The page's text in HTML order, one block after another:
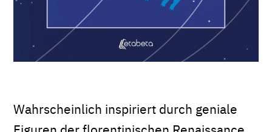
Wahrscheinlich inspiriert durch geniale